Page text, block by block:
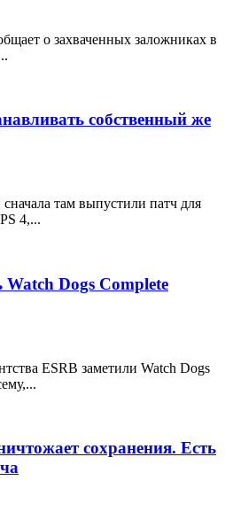
о захваченных заложниках в
собственный же
там выпустили патч для
4,...
Watch Dogs Complete
ESRB заметили Watch Dogs
сохранения. Есть